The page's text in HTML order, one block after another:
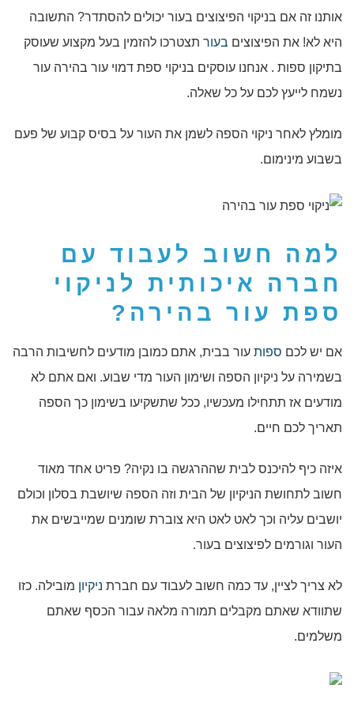
אותנו זה אם בניקוי הפיצוצים בעור יכולים להסתדר? התשובה
היא לא! את הפיצוצים בעור תצטרכו להזמין בעל מקצוע שעוסק
בתיקון ספות . אנחנו עוסקים בניקוי ספת דמוי עור בהירה עור
נשמח לייעץ לכם על כל שאלה.
מומלץ לאחר ניקוי הספה לשמן את העור על בסיס קבוע של פעם
בשבוע מינימום.
למה חשוב לעבוד עם
חברה איכותית לניקוי
ספת עור בהירה?
אם יש לכם ספות עור בבית, אתם כמובן מודעים לחשיבות הרבה
בשמירה על ניקיון הספה ושימון העור מדי שבוע. ואם אתם לא
מודעים אז תתחילו מעכשיו, ככל שתשקיעו בשימון כך הספה
תאריך לכם חיים.
איזה כיף להיכנס לבית שההרגשה בו נקיה? פריט אחד מאוד
חשוב לתחושת הניקיון של הבית וזה הספה שיושבת בסלון וכולם
יושבים עליה וכך לאט לאט היא צוברת שומנים שמייבשים את
העור וגורמים לפיצוצים בעור.
לא צריך לציין, עד כמה חשוב לעבוד עם חברת ניקיון מובילה. כזו
שתוודא שאתם מקבלים תמורה מלאה עבור הכסף שאתם
משלמים.